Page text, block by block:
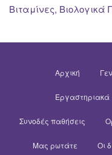
Βιταμίνες, Βιολογικά
Αρχική
Εργαστηριακά
Συνοδές παθήσεις
Μας ρωτάτε Οι